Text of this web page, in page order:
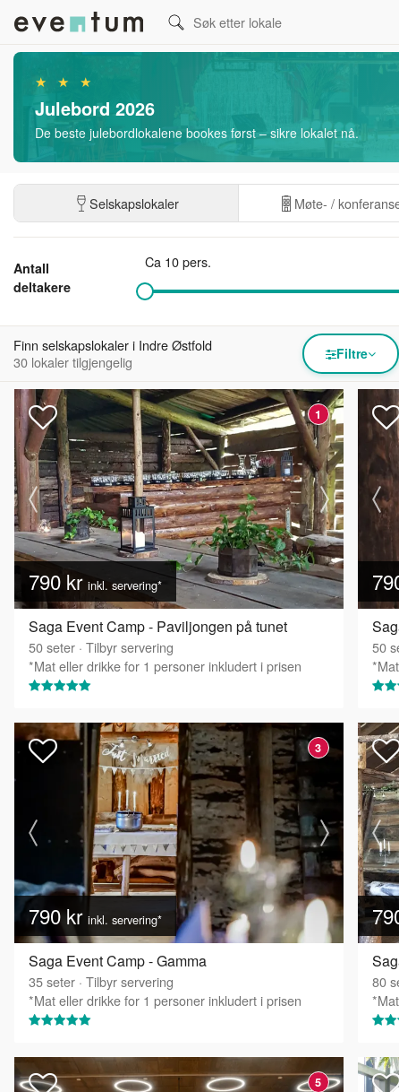
★ ★ ★
Julebord 2026
De beste julebordlokalene bookes først – sikre lokalet nå.
Selskapslokaler Møte- /
Antall
deltakere
Ca 10 pers.
Finn selskapslokaler i Indre Østfold
30 lokaler tilgjengelig
Filtre
1
790 kr inkl. servering*
Saga Event Camp - Paviljongen på tunet
50seter · Tilbyr servering
*Mat eller drikke for 1 personer inkludert i prisen
50
3
790 kr inkl. servering*
Saga Event Camp - Gamma
35seter · Tilbyr servering
*Mat eller drikke for 1 personer inkludert i prisen
80
5